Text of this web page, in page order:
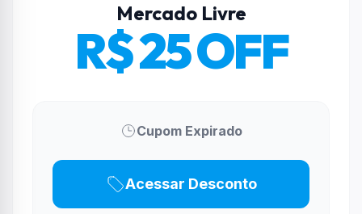
Mercado Livre
R$ 25 OFF
Cupom Expirado
Acessar Desconto